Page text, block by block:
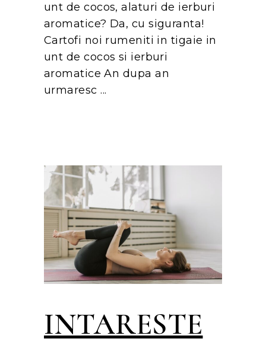
unt de cocos, alaturi de ierburi
aromatice? Da, cu siguranta!
Cartofi noi rumeniti in tigaie in
unt de cocos si ierburi
aromatice An dupa an
urmaresc
INTARESTE